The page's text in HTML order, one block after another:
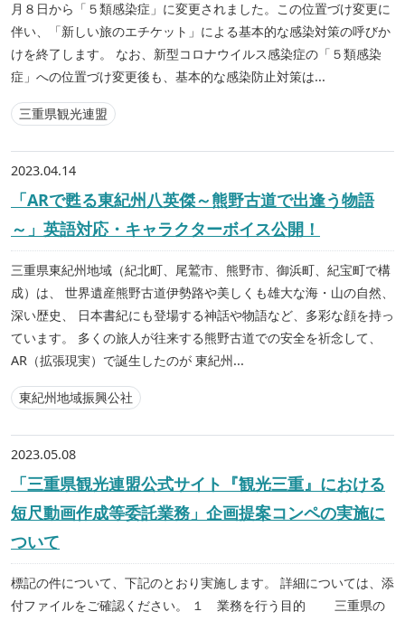
月８日から「５類感染症」に変更されました。この位置づけ変更に
伴い、「新しい旅のエチケット」による基本的な感染対策の呼びか
けを終了します。 なお、新型コロナウイルス感染症の「５類感染
症」への位置づけ変更後も、基本的な感染防止対策は...
三重県観光連盟
2023.04.14
「ARで甦る東紀州八英傑～熊野古道で出逢う物語
～」英語対応・キャラクターボイス公開！
三重県東紀州地域（紀北町、尾鷲市、熊野市、御浜町、紀宝町で構
成）は、 世界遺産熊野古道伊勢路や美しくも雄大な海・山の自然、
深い歴史、 日本書紀にも登場する神話や物語など、多彩な顔を持っ
ています。 多くの旅人が往来する熊野古道での安全を祈念して、
AR（拡張現実）で誕生したのが 東紀州...
東紀州地域振興公社
2023.05.08
「三重県観光連盟公式サイト『観光三重』における
短尺動画作成等委託業務」企画提案コンペの実施に
ついて
標記の件について、下記のとおり実施します。 詳細については、添
付ファイルをご確認ください。 １ 業務を行う目的 三重県の